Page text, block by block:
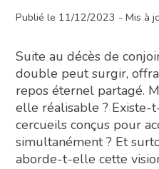
Publié le 11/12/2023 - Mis à
Suite au décès de
double peut surgir,
repos éternel partagé.
elle réalisable ?
cercueils conçus pour
simultanément ? Et
aborde-t-elle cette